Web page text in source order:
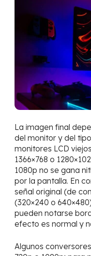
La imagen final
del monitor y del
monitores LCD
1366×768 o
1080p no se gana
por la pantalla. En
señal original (de
(320×240 o
pueden notarse
efecto es normal y
Algunos